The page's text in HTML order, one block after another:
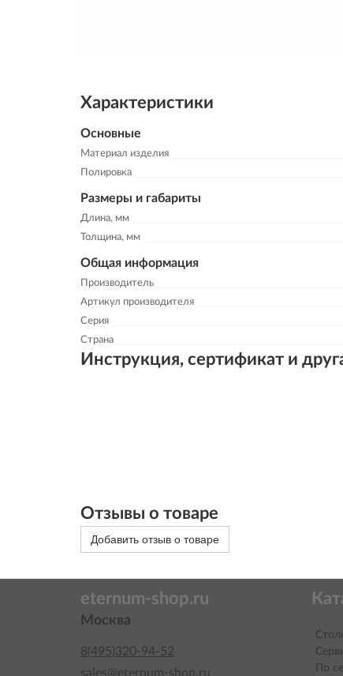
Характеристики
Основные
Материал изделия
Полировка
Размеры и габариты
Длина, мм
Толщина, мм
Общая информация
Производитель
Артикул производителя
Серия
Страна
Инструкция, сертификат и
Отзывы о товаре
Добавить отзыв о товаре
eternum-shop.ru
Москва
8(495)320-94-52
sales@eternum-shop.ru
По